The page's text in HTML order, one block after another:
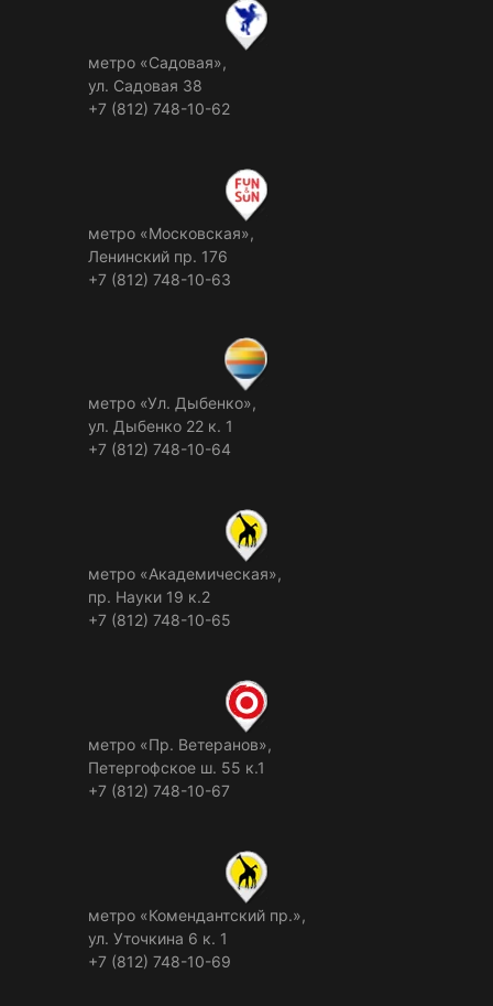
метро «Садовая»,
ул. Садовая 38
+7 (812) 748-10-62
метро «Московская»,
Ленинский пр. 176
+7 (812) 748-10-63
метро «Ул. Дыбенко»,
ул. Дыбенко 22 к. 1
+7 (812) 748-10-64
метро «Академическая»,
пр. Науки 19 к.2
+7 (812) 748-10-65
метро «Пр. Ветеранов»,
Петергофское ш. 55 к.1
+7 (812) 748-10-67
метро «Комендантский пр.»,
ул. Уточкина 6 к. 1
+7 (812) 748-10-69